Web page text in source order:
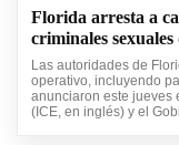
Florida arresta a
criminales
Las autoridades de
operativo, incluyendo
anunciaron este jueves
(ICE, en inglés) y el